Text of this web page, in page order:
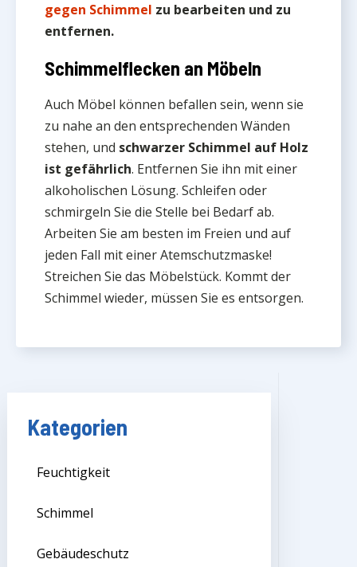
gegen Schimmel zu bearbeiten und zu
entfernen.
Schimmelflecken an Möbeln
Auch Möbel können befallen sein, wenn sie
zu nahe an den entsprechenden Wänden
stehen, und schwarzer Schimmel auf Holz
ist gefährlich. Entfernen Sie ihn mit einer
alkoholischen Lösung. Schleifen oder
schmirgeln Sie die Stelle bei Bedarf ab.
Arbeiten Sie am besten im Freien und auf
jeden Fall mit einer Atemschutzmaske!
Streichen Sie das Möbelstück. Kommt der
Schimmel wieder, müssen Sie es entsorgen.
Kategorien
Feuchtigkeit
Schimmel
Gebäudeschutz